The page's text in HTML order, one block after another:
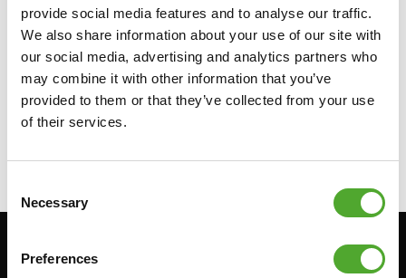
provide social media features and to analyse our traffic.
We also share information about your use of our site with
our social media, advertising and analytics partners who
may combine it with other information that you’ve
provided to them or that they’ve collected from your use
of their services.
Selection
Necessary
Preferences
TUNTURIPLATINUM HIP THRUST
KRACHTSTATION - PLATE LOADED - V-
SERIES
€1.499
Blijf op de hoogte: schrijf je in voor onze